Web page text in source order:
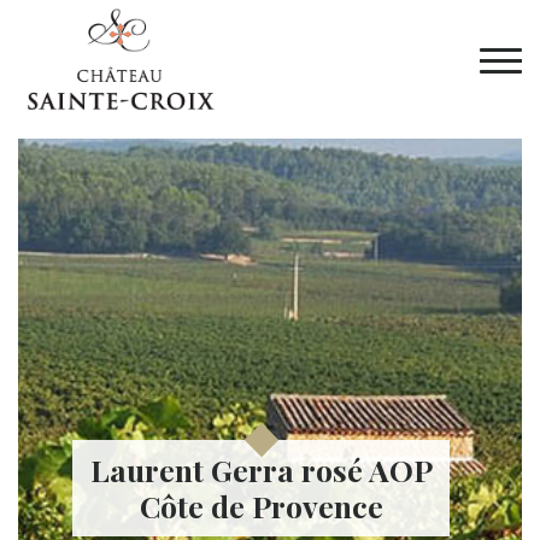
Laurent Gerra rosé AOP
Côte de Provence